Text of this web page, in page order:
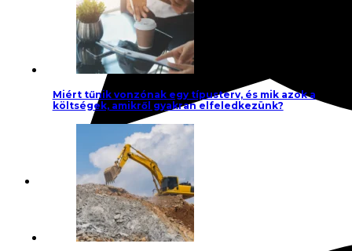
Miért tűnik vonzónak egy típusterv, és mik azok a
költségek, amikről gyakran elfeledkezünk?